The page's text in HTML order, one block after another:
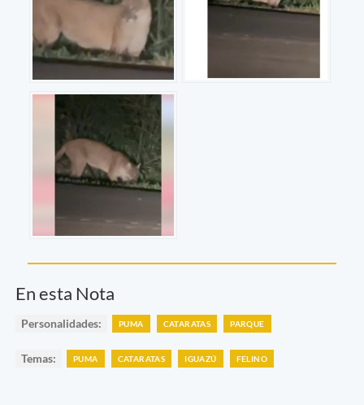
En esta Nota
Personalidades: PUMA CATARATAS PARQUE
Temas: PUMA CATARATAS IGUAZÚ FELINO